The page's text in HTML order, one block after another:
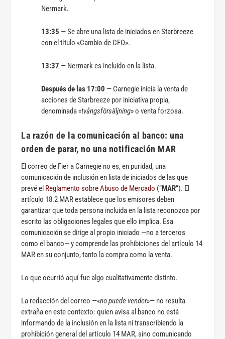
Nermark.
13:35 — Se abre una lista de iniciados en Starbreeze
con el título «Cambio de CFO».
13:37 — Nermark es incluido en la lista.
Después de las 17:00 — Carnegie inicia la venta de
acciones de Starbreeze por iniciativa propia,
denominada«tvångsförsäljning» o venta forzosa.
La razón de la comunicación al banco: una
orden de parar, no una notificación MAR
El correo de Fier a Carnegie no es, en puridad, una
comunicación de inclusión en lista de iniciados de las que
prevé el Reglamento sobre Abuso de Mercado (“MAR”). El
artículo 18.2 MAR establece que los emisores deben
garantizar que toda persona incluida en la lista reconozca por
escrito las obligaciones legales que ello implica. Esa
comunicación se dirige al propio iniciado —no a terceros
como el banco— y comprende las prohibiciones del artículo 14
MAR en su conjunto, tanto la compra como la venta.
Lo que ocurrió aquí fue algo cualitativamente distinto.
La redacción del correo —«no puede vender»— no resulta
extraña en este contexto: quien avisa al banco no está
informando de la inclusión en la lista ni transcribiendo la
prohibición general del artículo 14 MAR, sino comunicando